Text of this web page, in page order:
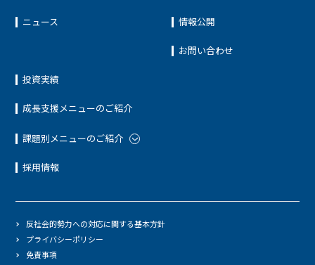
ニュース
投資実績
成長支援メニューのご紹介
課題別メニューのご紹介
採用情報
情報公開
お問い合わせ
反社会的勢力への対応に関する基本方針
プライバシーポリシー
免責事項